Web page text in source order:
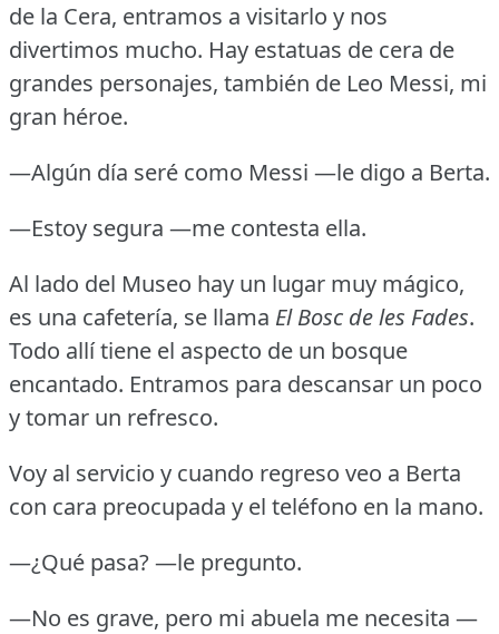
de la Cera, entramos a visitarlo y nos
divertimos mucho. Hay estatuas de cera de
grandes personajes, también de Leo Messi, mi
gran héroe.
—Algún día seré como Messi —le digo a Berta.
—Estoy segura —me contesta ella.
Al lado del Museo hay un lugar muy mágico,
es una cafetería, se llama El Bosc de les Fades.
Todo allí tiene el aspecto de un bosque
encantado. Entramos para descansar un poco
y tomar un refresco.
Voy al servicio y cuando regreso veo a Berta
con cara preocupada y el teléfono en la mano.
—¿Qué pasa?—le pregunto.
—No es grave, pero mi abuela me necesita —